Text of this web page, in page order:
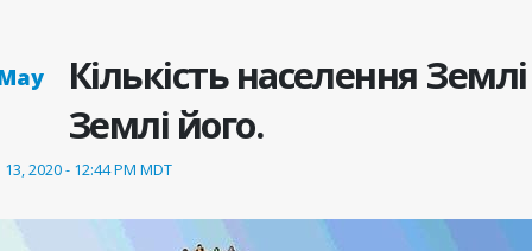
Кількість населення
Землі його.
13, 2020 - 12:44 PM MDT